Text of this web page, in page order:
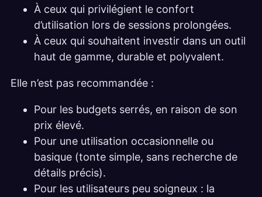
À ceux qui privilégient le confort
d’utilisation lors de sessions prolongées.
À ceux qui souhaitent investir dans un outil
haut de gamme, durable et polyvalent.
Elle n’est pas recommandée :
Pour les budgets serrés, en raison de son
prix élevé.
Pour une utilisation occasionnelle ou
basique (tonte simple, sans recherche de
détails précis).
Pour les utilisateurs peu soigneux : la